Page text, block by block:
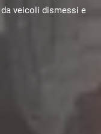
veicoli dismessi e